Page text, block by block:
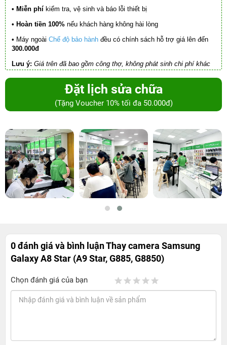
• Miễn phí kiểm tra, vệ sinh và báo lỗi thiết bị
• Hoàn tiền 100% nếu khách hàng không hài lòng
• Máy ngoài Chế độ bảo hành đều có chính sách hỗ trợ giá lên đến
300.000đ
Lưu ý: Giá trên đã bao gồm công thợ, không phát sinh chi phí khác
Đặt lịch sửa chữa
(Tặng Voucher 10% tối đa 50.000đ)
0 đánh giá và bình luậnThay camera Samsung
Galaxy A8 Star (A9 Star, G885, G8850)
Chọn đánh giá của bạn